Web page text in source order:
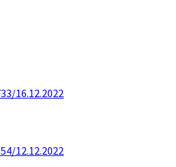
16.12.2022
12.12.2022